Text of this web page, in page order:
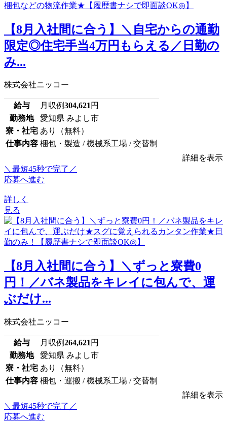
【8月入社間に合う】＼自宅からの通勤
限定◎住宅手当4万円もらえる／日勤の
み...
株式会社ニッコー
給与 月収例304,621円
勤務地
愛知県 みよし市
寮・社宅 あり（無料）
仕事内容 梱包・製造 / 機械系工場 / 交替制
詳細を表示
＼最短45秒で完了／
応募へ進む
詳しく
見る
【8月入社間に合う】＼ずっと寮費0
円！／バネ製品をキレイに包んで、運
ぶだけ...
株式会社ニッコー
給与 月収例264,621 円
勤務地
愛知県 みよし市
寮・社宅 あり（無料）
仕事内容 梱包・運搬 / 機械系工場 / 交替制
詳細を表示
＼最短45秒で完了／
応募へ進む